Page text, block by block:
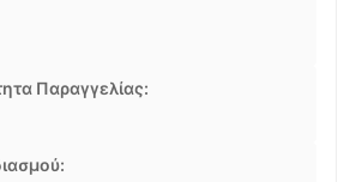
Παραγγελίας: